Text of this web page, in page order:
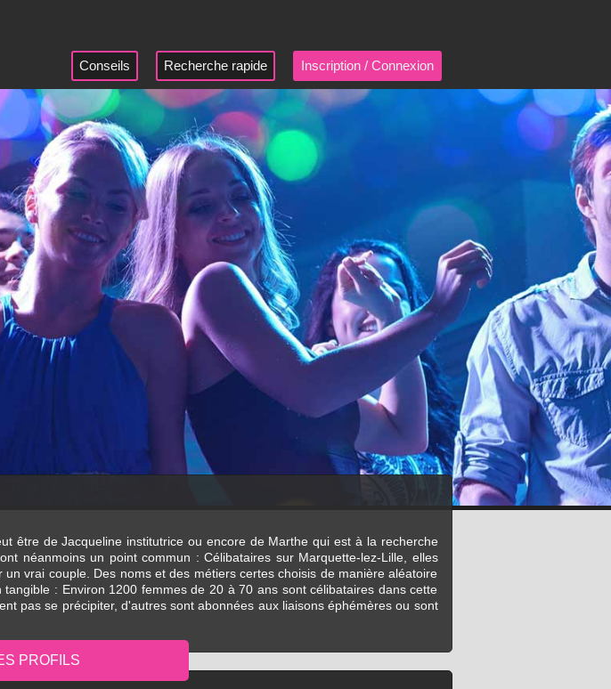
Inscription / Connexion
Recherche rapide
Conseils
être de Jacqueline institutrice ou encore de Marthe qui est à la recherche
néanmoins un point commun : Célibataires sur Marquette-lez-Lille, elles
vrai couple. Des noms et des métiers certes choisis de manière aléatoire
: Environ 1200 femmes de 20 à 70 ans sont célibataires dans cette
pas se précipiter, d'autres sont abonnées aux liaisons éphémères ou sont